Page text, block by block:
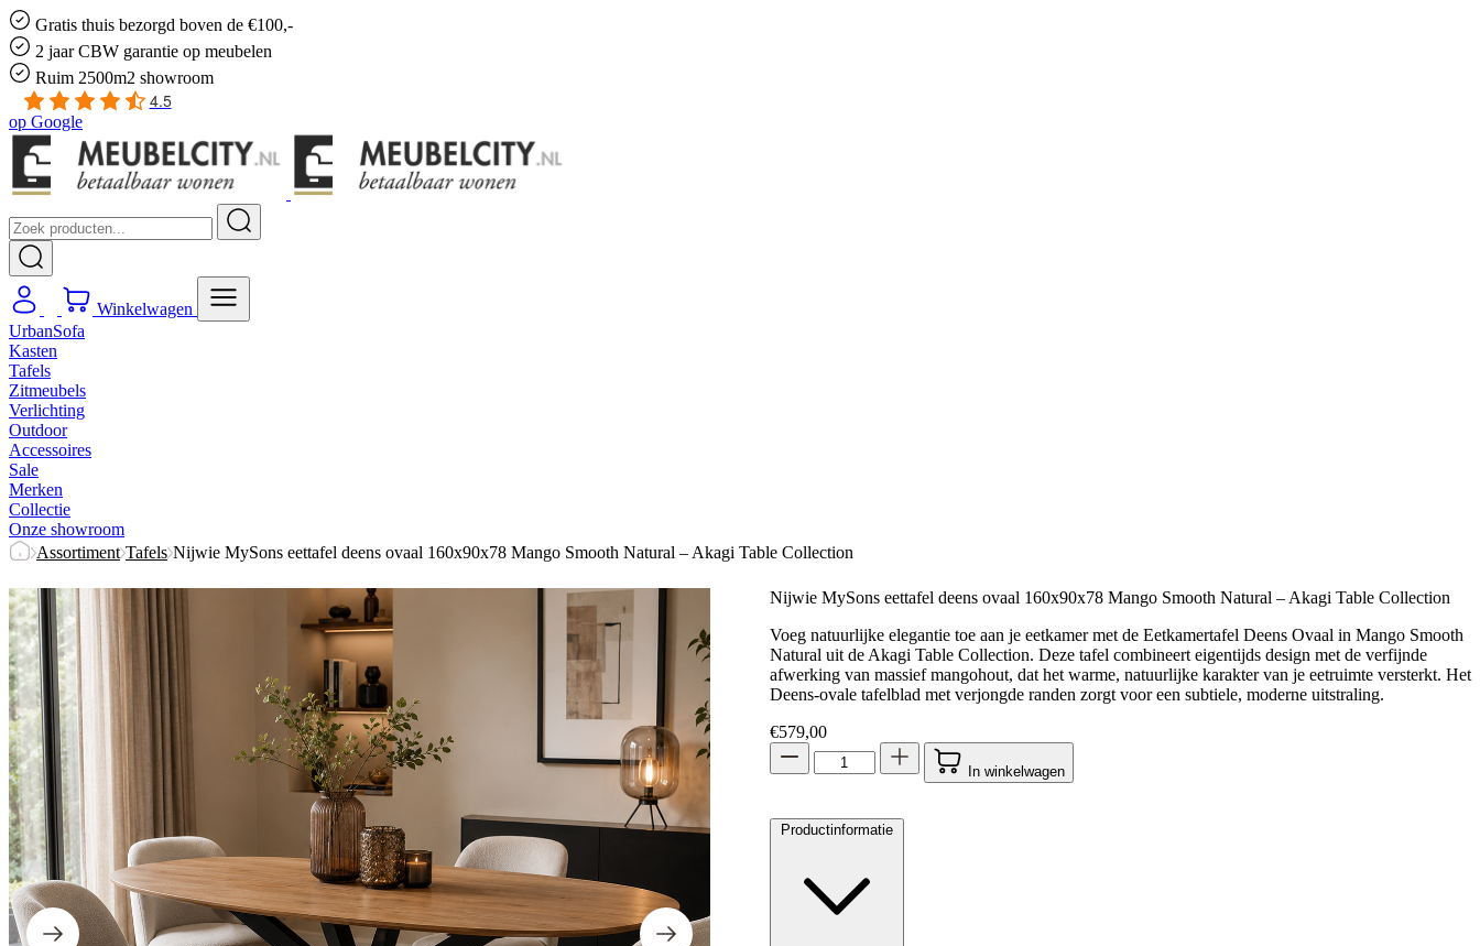
Gratis thuis bezorgd boven de €100,-
2 jaar CBW garantie op meubelen
Ruim 2500m2 showroom
4.5
op Google
Winkelwagen
UrbanSofa
Kasten
Tafels
Zitmeubels
Verlichting
Outdoor
Accessoires
Sale
Merken
Collectie
Onze showroom
Assortiment Tafels Nijwie MySons eettafel deens ovaal 160x90x78 Mango Smooth Natural – Akagi Table Collection
Nijwie MySons eettafel deens ovaal 160x90x78 Mango Smooth Natural – Akagi Table Collection
Voeg natuurlijke elegantie toe aan je eetkamer met de Eetkamertafel Deens Ovaal in Mango Smooth
Natural uit de Akagi Table Collection. Deze tafel combineert eigentijds design met de verfijnde
afwerking van massief mangohout, dat het warme, natuurlijke karakter van je eetruimte versterkt. Het
Deens-ovale tafelblad met verjongde randen zorgt voor een subtiele, moderne uitstraling.
€579,00
In winkelwagen
Productinformatie